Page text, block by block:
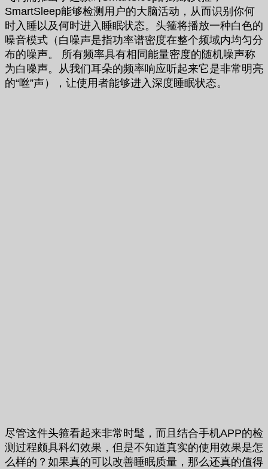
SmartSleep能够检测用户的大脑活动，从而识别你何
时入睡以及何时进入睡眠状态。头箍将播放一种白色的
噪音模式（白噪声是指功率谱密度在整个频域内均匀分
布的噪声。 所有频率具有相同能量密度的随机噪声称
为白噪声。从我们耳朵的频率响应听起来它是非常明亮
的“咝”声），让使用者能够进入深度睡眠状态。
尽管这件头箍看起来非常时髦，而且结合手机APP的检
测过程颇具科幻效果，但是不知道真实的使用效果是怎
么样的？如果真的可以改善睡眠质量，那么还真的值得